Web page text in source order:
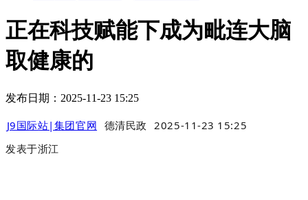
正在科技赋能下成为毗连大脑
取健康的
发布日期：2025-11-23 15:25
J9国际站|集团官网 德清民政
2025-11-23 15:25
发表于浙江